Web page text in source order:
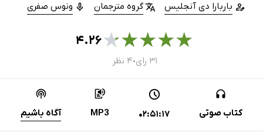
باربارا دی آنجلیس گروه مترجمان ونوس صفری
★
★
★
★
★۴.۲۶
۳۱ رای ● ۴ نظر
کتاب صوتی 02:51:17
MP3 آگاه باشیم